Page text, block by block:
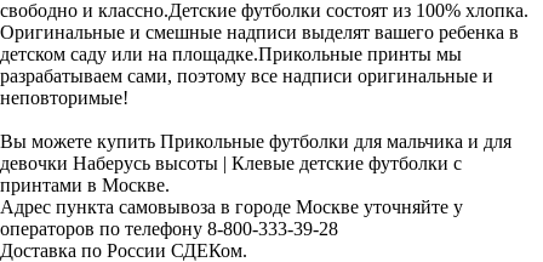
свободно и классно.Детские футболки состоят из 100% хлопка.
Оригинальные и смешные надписи выделят вашего ребенка в
детском саду или на площадке.Прикольные принты мы
разрабатываем сами, поэтому все надписи оригинальные и
неповторимые!
Вы можете купить Прикольные футболки для мальчика и для
девочки Наберусь высоты | Клевые детские футболки с
принтами в Москве.
Адрес пункта самовывоза в городе Москве уточняйте у
операторов по телефону 8-800-333-39-28
Доставка по России СДЕКом.